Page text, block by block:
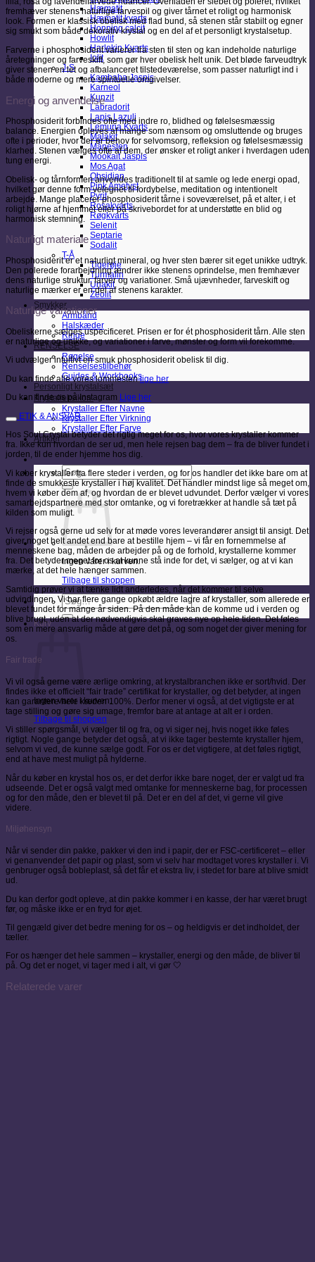
Hæmatit
Hæmatit kvarts
Honning calcit
Howlit
Harlekin Kvarts
Iolit
J-S
Kambaba Jaspis
Karneol
Kunzit
Labradorit
Lapis Lazuli
Lemuria Kvarts
Malakit
Månesten
Mookait Jaspis
Mos Agat
Obsidian
Pink Ametyst
Pyrit
Rosakvarts
Røgkvarts
Selenit
Septarie
Sodalit
T-Å
Tigerøje
Turmalin
Unakit
Zeolit
Smykker
Armbånd
Halskæder
Ringe
RENSELSE
Røgelse
Renselsestilbehør
Guides & Workbooks
Personligt krystalsæt
Krystalleksikon
Krystaller Efter Navne
Krystaller Efter Virkning
Krystaller Efter Farve
Artikler
Søg
efter:
Ingen varer i kurven.
Tilbage til shoppen
Søg
efter:
Kurv
Ingen varer i kurven.
Tilbage til shoppen
fremhæver stenens naturlige farvespil og giver tårnet et roligt og harmonisk
look. Formen er klassisk obelisk med flad bund, så stenen står stabilt og egner
sig smukt som både dekorativ krystal og en del af et personligt krystalsetup.
Farverne i phosphosiderit varierer fra sten til sten og kan indeholde naturlige
åretegninger og farveskift, som gør hver obelisk helt unik. Det bløde farveudtryk
giver stenen en let og afbalanceret tilstedeværelse, som passer naturligt ind i
både moderne og mere spirituelle omgivelser.
Energi og anvendelse
Phosphosiderit forbindes ofte med indre ro, blidhed og følelsesmæssig
balance. Energien opleves af mange som nænsom og omsluttende og bruges
ofte i perioder, hvor der er behov for selvomsorg, refleksion og følelsesmæssig
klarhed. Stenen vælges ofte af dem, der ønsker et roligt anker i hverdagen uden
tung energi.
Obelisk- og tårnformen anvendes traditionelt til at samle og lede energi opad,
hvilket gør denne form velegnet til fordybelse, meditation og intentionelt
arbejde. Mange placerer phosphosiderit tårne i soveværelset, på et alter, i et
roligt hjørne af hjemmet eller på skrivebordet for at understøtte en blid og
harmonisk stemning.
Naturligt materiale
Phosphosiderit er et naturligt mineral, og hver sten bærer sit eget unikke udtryk.
Den polerede forarbejdning ændrer ikke stenens oprindelse, men fremhæver
dens naturlige struktur, farver og variationer. Små ujævnheder, farveskift og
naturlige mærker er en del af stenens karakter.
Naturlige variationer
Obeliskerne sælges uspecificeret. Prisen er for ét phosphosiderit tårn. Alle sten
er naturlige og unikke, og variationer i farve, mønster og form vil forekomme.
Vi udvælger intuitivt en smuk phosphosiderit obelisk til dig.
Du kan finde alle vores lommestenlige her
Du kan finde os på Instagram Lige her
ETIK & ANSVAR
Hos Soul Crystal betyder det rigtig meget for os, hvor vores krystaller kommer
fra. Ikke kun hvordan de ser ud, men hele rejsen bag dem – fra de bliver fundet i
jorden, til de ender hjemme hos dig.
Vi køber krystaller fra flere steder i verden, og for os handler det ikke bare om at
finde de smukkeste krystaller i høj kvalitet. Det handler mindst lige så meget om,
hvem vi køber dem af, og hvordan de er blevet udvundet. Derfor vælger vi vores
samarbejdspartnere med stor omtanke, og vi foretrækker at handle så tæt på
kilden som muligt.
Vi rejser også gerne ud selv for at møde vores leverandører ansigt til ansigt. Det
giver noget helt andet end bare at bestille hjem – vi får en fornemmelse af
menneskene bag, måden de arbejder på og de forhold, krystallerne kommer
fra. Det betyder meget for os at kunne stå inde for det, vi sælger, og at vi kan
mærke, at det hele hænger sammen.
Samtidig prøver vi at tænke lidt anderledes, når det kommer til selve
udvindingen. Vi har flere gange opkøbt ældre lagre af krystaller, som allerede er
blevet fundet for mange år siden. På den måde kan de komme ud i verden og
blive brugt, uden at der nødvendigvis skal graves nye op hele tiden. Det føles
som en mere ansvarlig måde at gøre det på, og som noget der giver mening for
os.
Fair trade
Vi vil også gerne være ærlige omkring, at krystalbranchen ikke er sort/hvid. Der
findes ikke et officielt “fair trade” certifikat for krystaller, og det betyder, at ingen
kan garantere hele kæden 100%. Derfor mener vi også, at det vigtigste er at
tage stilling og gøre sig umage, fremfor bare at antage at alt er i orden.
Vi stiller spørgsmål, vi vælger til og fra, og vi siger nej, hvis noget ikke føles
rigtigt. Nogle gange betyder det også, at vi ikke tager bestemte krystaller hjem,
selvom vi ved, de kunne sælge godt. For os er det vigtigere, at det føles rigtigt,
end at have mest muligt på hylderne.
Når du køber en krystal hos os, er det derfor ikke bare noget, der er valgt ud fra
udseende. Det er også valgt med omtanke for menneskerne bag, for processen
og for den måde, den er blevet til på. Det er en del af det, vi gerne vil give
videre.
Miljøhensyn
Når vi sender din pakke, pakker vi den ind i papir, der er FSC-certificeret – eller
vi genanvender det papir og plast, som vi selv har modtaget vores krystaller i. Vi
genbruger også bobleplast, så det får et ekstra liv, i stedet for bare at blive smidt
ud.
Du kan derfor godt opleve, at din pakke kommer i en kasse, der har været brugt
før, og måske ikke er en fryd for øjet.
Til gengæld giver det bedre mening for os – og heldigvis er det indholdet, der
tæller.
For os hænger det hele sammen – krystaller, energi og den måde, de bliver til
på. Og det er noget, vi tager med i alt, vi gør 🤍
Relaterede varer